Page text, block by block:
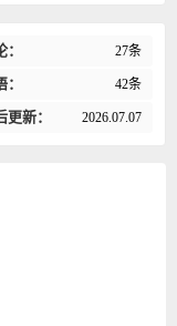
27条
42条
更新： 2026.07.07